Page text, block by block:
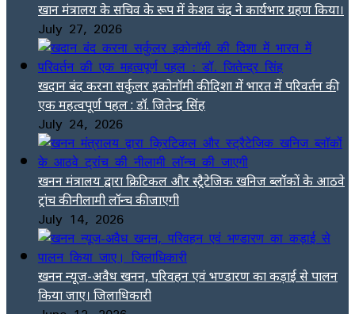
खान मंत्रालय के सचिव के रूप में केशव चंद्र ने कार्यभार ग्रहण किया।
July 27, 2026
खदान बंद करना सर्कुलर इकोनॉमी की दिशा में भारत में परिवर्तन की
एक महत्वपूर्ण पहल : डॉ. जितेन्द्र सिंह
July 24, 2026
खनन मंत्रालय द्वारा क्रिटिकल और स्ट्रैटेजिक खनिज ब्लॉकों के आठवे
ट्रांच की नीलामी लॉन्च की जाएगी
July 14, 2026
खनन न्यूज-अवैध खनन, परिवहन एवं भण्डारण का कड़ाई से पालन
किया जाए। जिलाधिकारी